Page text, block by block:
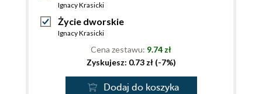
Ignacy Krasicki
Życie dworskie
Ignacy Krasicki
Cena zestawu: 9.74 zł
Zyskujesz: 0.73 zł (-7%)
Dodaj do koszyka